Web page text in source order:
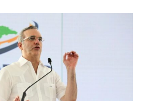
paquetes
de
cocaína
en
Barahona